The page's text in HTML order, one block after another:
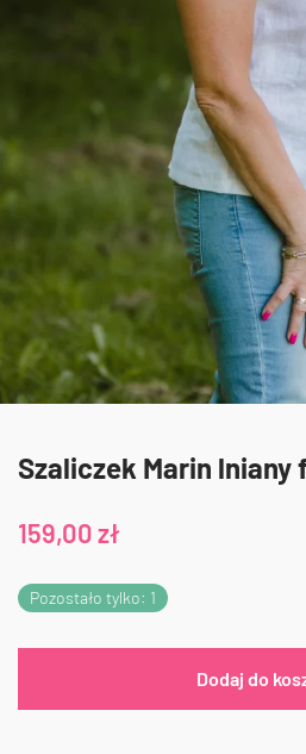
Szaliczek Marin lniany
159,00zł
Pozostało tylko: 1
Dodaj do